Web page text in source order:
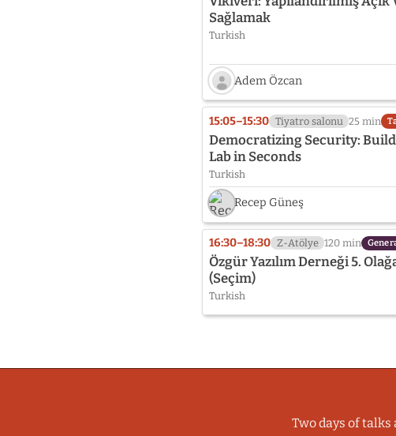
Sağlamak
Turkish
Speaker
photo
provided
yet:
Adem
Özcan
Adem Özcan
15:05–15:30 Tiyatro salonu 25 min
Democratizing Security:
Lab in Seconds
Turkish
Recep Güneş
16:30–18:30 Z-Atölye 120 min
Özgür Yazılım Derneği 5.
(Seçim)
Turkish
Two days of